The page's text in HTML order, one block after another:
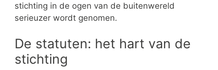
stichting in de ogen van de buitenwereld
serieuzer wordt genomen.
De statuten: het hart van de
stichting